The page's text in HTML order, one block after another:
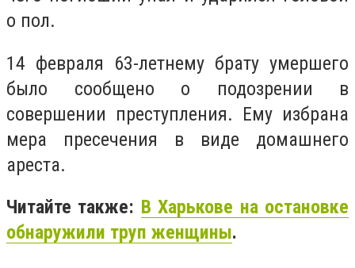
о пол.
14 февраля 63-летнему брату умершего
было сообщено о подозрении в
совершении преступления. Ему избрана
мера пресечения в виде домашнего
ареста.
Читайте также: В Харькове на остановке
обнаружили труп женщины.